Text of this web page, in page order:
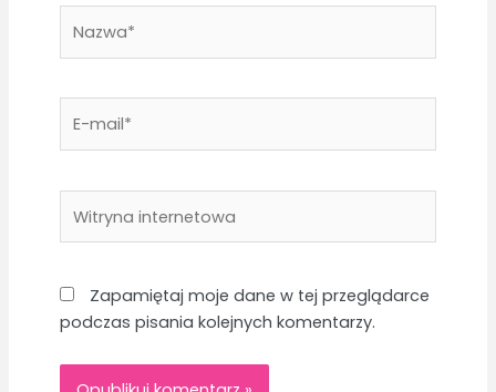
mail*
internetowa
Zapamiętaj moje dane w tej przeglądarce
podczas pisania kolejnych komentarzy.